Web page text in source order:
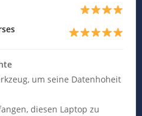
um seine Datenhoheit
diesen Laptop zu